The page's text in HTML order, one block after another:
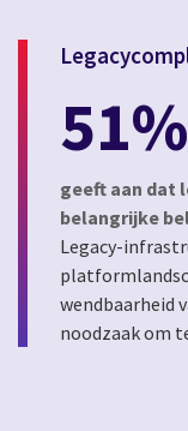
51%
geeft aan dat
belangrijke
Legacy-
wendbaarheid
noodzaak om